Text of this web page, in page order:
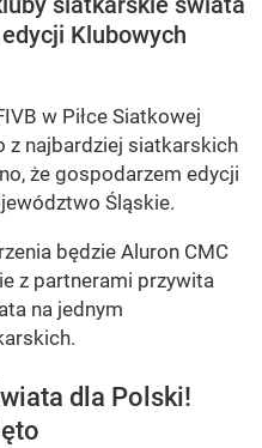
Klubowych
w Piłce Siatkowej
z najbardziej siatkarskich
że gospodarzem edycji
Śląskie.
będzie Aluron CMC
z partnerami przywita
na jednym
dla Polski!